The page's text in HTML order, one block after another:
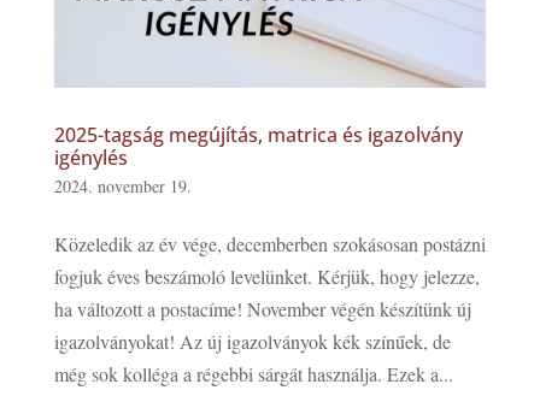
2025-tagság megújítás, matrica és igazolvány
igénylés
2024. november 19.
Közeledik az év vége, decemberben szokásosan postázni
fogjuk éves beszámoló levelünket. Kérjük, hogy jelezze,
ha változott a postacíme! November végén készítünk új
igazolványokat! Az új igazolványok kék színűek, de
még sok kolléga a régebbi sárgát használja. Ezek a...